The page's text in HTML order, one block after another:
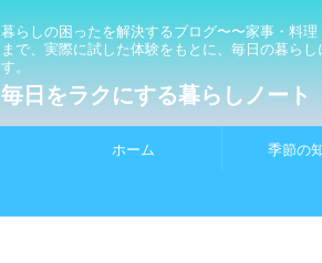
暮らしの困ったを解決するブログ〜〜家事・料
まで、実際に試した体験をもとに、毎日の暮ら
す。
毎日をラクにする暮らしノート
ホーム 季節の